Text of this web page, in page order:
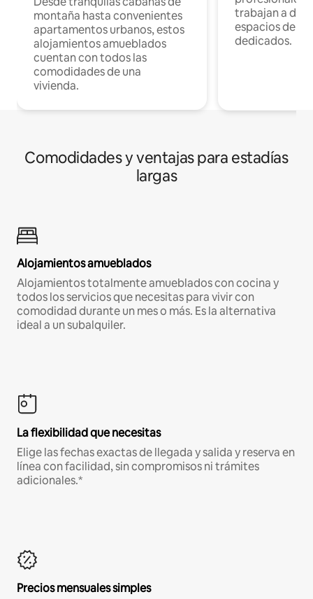
montaña hasta convenientes
apartamentos urbanos, estos
alojamientos amueblados
cuentan con todos las
comodidades de una
vivienda.
trabajan a
espacios de
dedicados.
Comodidades y ventajas para estadías
largas
Alojamientos amueblados
Alojamientos totalmente amueblados con cocina y
todos los servicios que necesitas para vivir con
comodidad durante un mes o más. Es la alternativa
ideal a un subalquiler.
La flexibilidad que necesitas
Elige las fechas exactas de llegada y salida y reserva en
línea con facilidad, sin compromisos ni trámites
adicionales.*
Precios mensuales simples